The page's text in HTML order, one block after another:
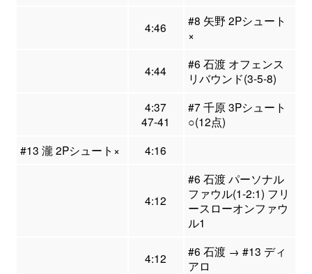
4:46
#8 矢野 2Pシュート
×
4:44
#6 石渡 オフェンス
リバウンド(3-5-8)
4:37
47-41
#7 千原 3Pシュート
○(12点)
#13 瀧 2Pシュート×
4:16
4:12
#6 石渡 パーソナル
ファウル(1-2:1) フリ
ースローオンファウ
ル1
4:12
#6 石渡 → #13 ディ
アロ